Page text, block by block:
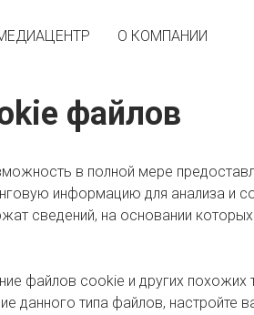
О КОМПАНИИ
файлов
в полной мере
информацию для анализа и
сведений, на основании
файлов cookie и других похожих
данного типа файлов, настройте